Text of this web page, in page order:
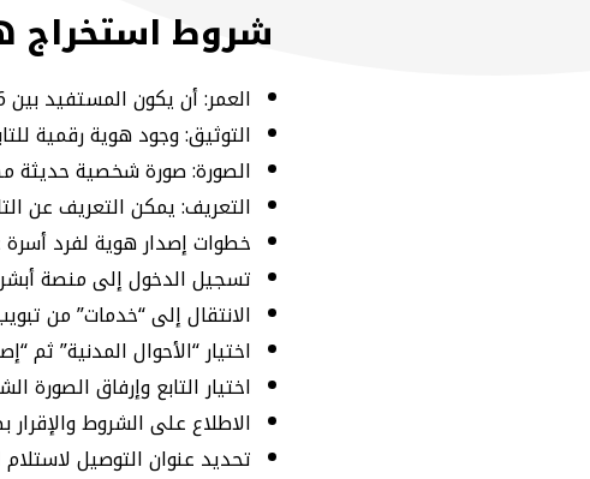
شروط استخراج
العمر: أن يكون المستفيد بين 6 و 19 عاماً.
التوثيق: وجود هوية رقمية
الصورة: صورة شخصية حديثة
التعريف: يمكن التعريف عن
خطوات إصدار هوية لفرد أسرة
تسجيل الدخول إلى منصة أبشر
الانتقال إلى “خدمات” من
اختيار “الأحوال المدنية” ثم
اختيار التابع وإرفاق الصورة
الاطلاع على الشروط والإقرار
تحديد عنوان التوصيل لاستلام